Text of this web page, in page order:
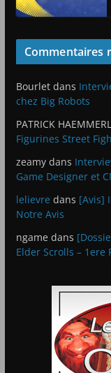
Commentaires
Bourletdans
chez Big Robots
PATRICK
Figurines Street
zeamydans
Game Designer et
lelievre dans [Avis]
Notre Avis
ngame dans
Elder Scrolls – 1ere